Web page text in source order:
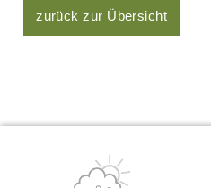
zurück zur Übersicht